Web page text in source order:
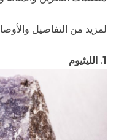
لمزيد من التفاصيل
1. الليثيوم